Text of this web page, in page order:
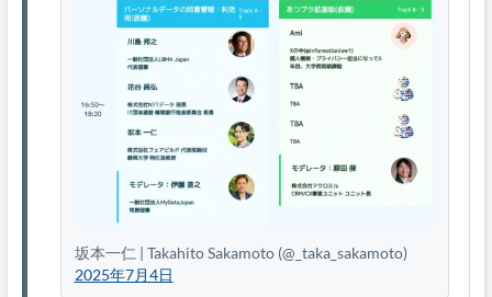
坂本一仁 | Takahito Sakamoto (@_taka_sakamoto)
2025年7月4日